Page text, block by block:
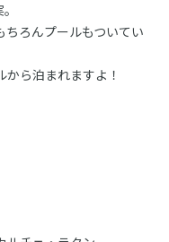
ちろんプールもついてい
ら泊まれますよ！